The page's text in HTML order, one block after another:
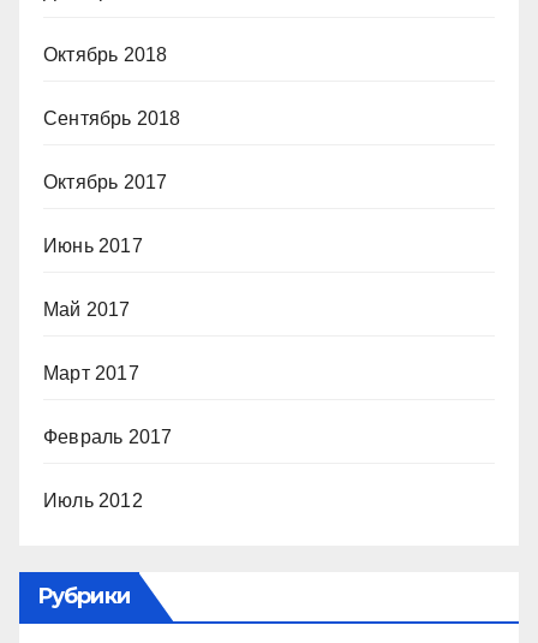
Октябрь 2018
Сентябрь 2018
Октябрь 2017
Июнь 2017
Май 2017
Март 2017
Февраль 2017
Июль 2012
Рубрики